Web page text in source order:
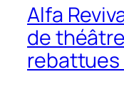
Alfa
de
rebattues